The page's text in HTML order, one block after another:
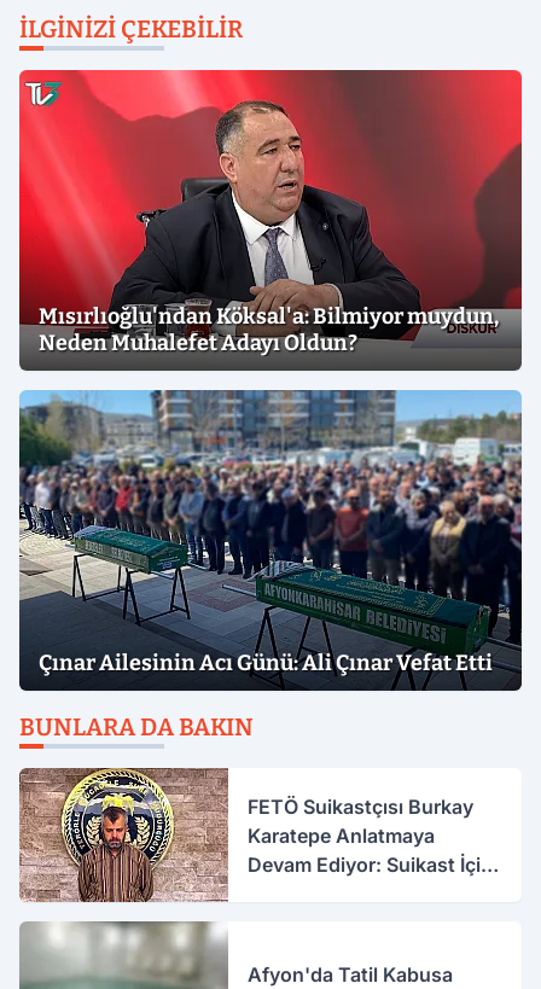
İLGINIZI ÇEKEBILIR
Mısırlıoğlu'ndan Köksal'a: Bilmiyor muydun,
Neden Muhalefet Adayı Oldun?
Çınar Ailesinin Acı Günü: Ali Çınar Vefat Etti
BUNLARA DA BAKIN
FETÖ Suikastçısı Burkay
Karatepe Anlatmaya
Devam Ediyor: Suikast İçin
Afyon'da Tatil Kabusa